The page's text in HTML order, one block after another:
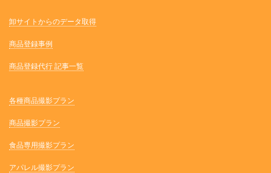
卸サイトからのデータ取得
商品登録事例
商品登録代行 記事一覧
各種商品撮影プラン
商品撮影プラン
食品専用撮影プラン
アパレル撮影プラン